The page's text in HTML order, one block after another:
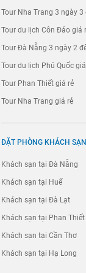
Tour Nha Trang 3 ngày 3
Tour du lịch Côn Đảo giá
Tour Đà Nẵng 3 ngày 2
Tour du lịch Phú Quốc
Tour Phan Thiết giá rẻ
Tour Nha Trang giá rẻ
ĐẶT PHÒNG KHÁCH
Khách sạn tại Đà Nẵng
Khách sạn tại Huế
Khách sạn tại Đà Lạt
Khách sạn tại Phan Thiết
Khách sạn tại Cần Thơ
Khách sạn tại Hạ Long